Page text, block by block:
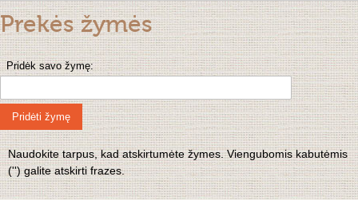
Prekės žymės
Pridėk savo žymę:
Pridėti žymę
Naudokite tarpus, kad atskirtumėte žymes. Viengubomis kabutėmis
('') galite atskirti frazes.